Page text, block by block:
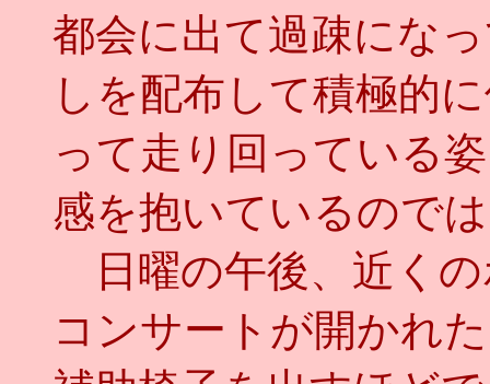
都会に出て過疎にな
しを配布して積極的
って走り回っている
感を抱いているので
日曜の午後、近く
コンサートが開かれ